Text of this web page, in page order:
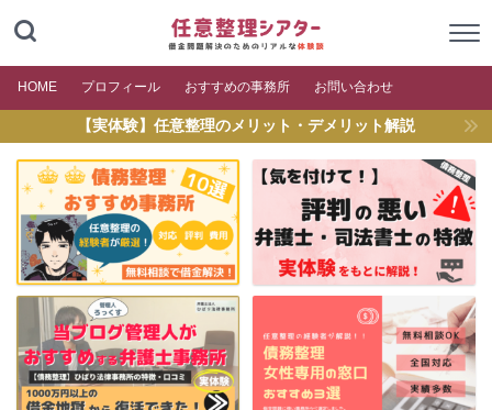
HOME プロフィール おすすめの事務所 お問い合わせ
【実体験】任意整理のメリット・デメリット解説